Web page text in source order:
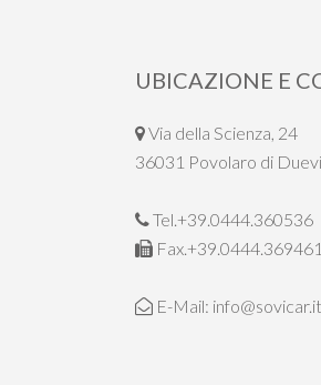
UBICAZIONE E
Via della Scienza, 24
36031 Povolaro di
Tel.+39.0444.360536
Fax.+39.0444.369461
E-Mail: info@sovicar.it